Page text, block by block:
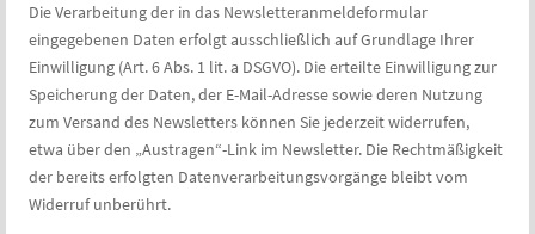
Die Verarbeitung der in das Newsletteranmeldeformular
eingegebenen Daten erfolgt ausschließlich auf Grundlage Ihrer
Einwilligung (Art. 6 Abs. 1 lit. a DSGVO). Die erteilte Einwilligung zur
Speicherung der Daten, der E-Mail-Adresse sowie deren Nutzung
zum Versand des Newsletters können Sie jederzeit widerrufen,
etwa über den „Austragen“-Link im Newsletter. Die Rechtmäßigkeit
der bereits erfolgten Datenverarbeitungsvorgänge bleibt vom
Widerruf unberührt.